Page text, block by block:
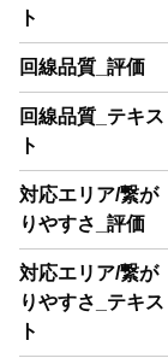
ト
回線品質_評価
回線品質_テキス
ト
対応エリア/繋が
りやすさ_評価
対応エリア/繋が
りやすさ_テキス
ト